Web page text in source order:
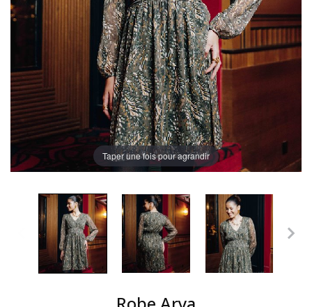
Taper une fois pour agrandir